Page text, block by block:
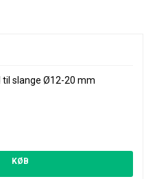
slange Ø12-20 mm
KØB